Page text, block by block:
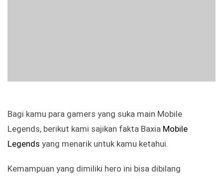
Bagi kamu para gamers yang suka main Mobile
Legends, berikut kami sajikan fakta Baxia Mobile
Legends yang menarik untuk kamu ketahui.
Kemampuan yang dimiliki hero ini bisa dibilang